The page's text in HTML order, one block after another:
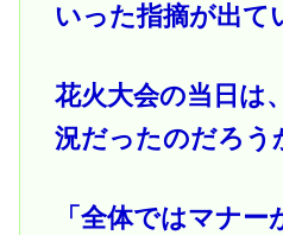
いった指摘が出て
花火大会の当日は
況だったのだろう
「全体ではマナ